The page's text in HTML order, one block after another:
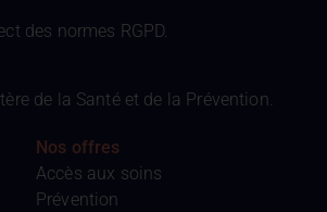
des normes RGPD.
de la Santé et de la Prévention.
Nos offres
Accès aux soins
Prévention